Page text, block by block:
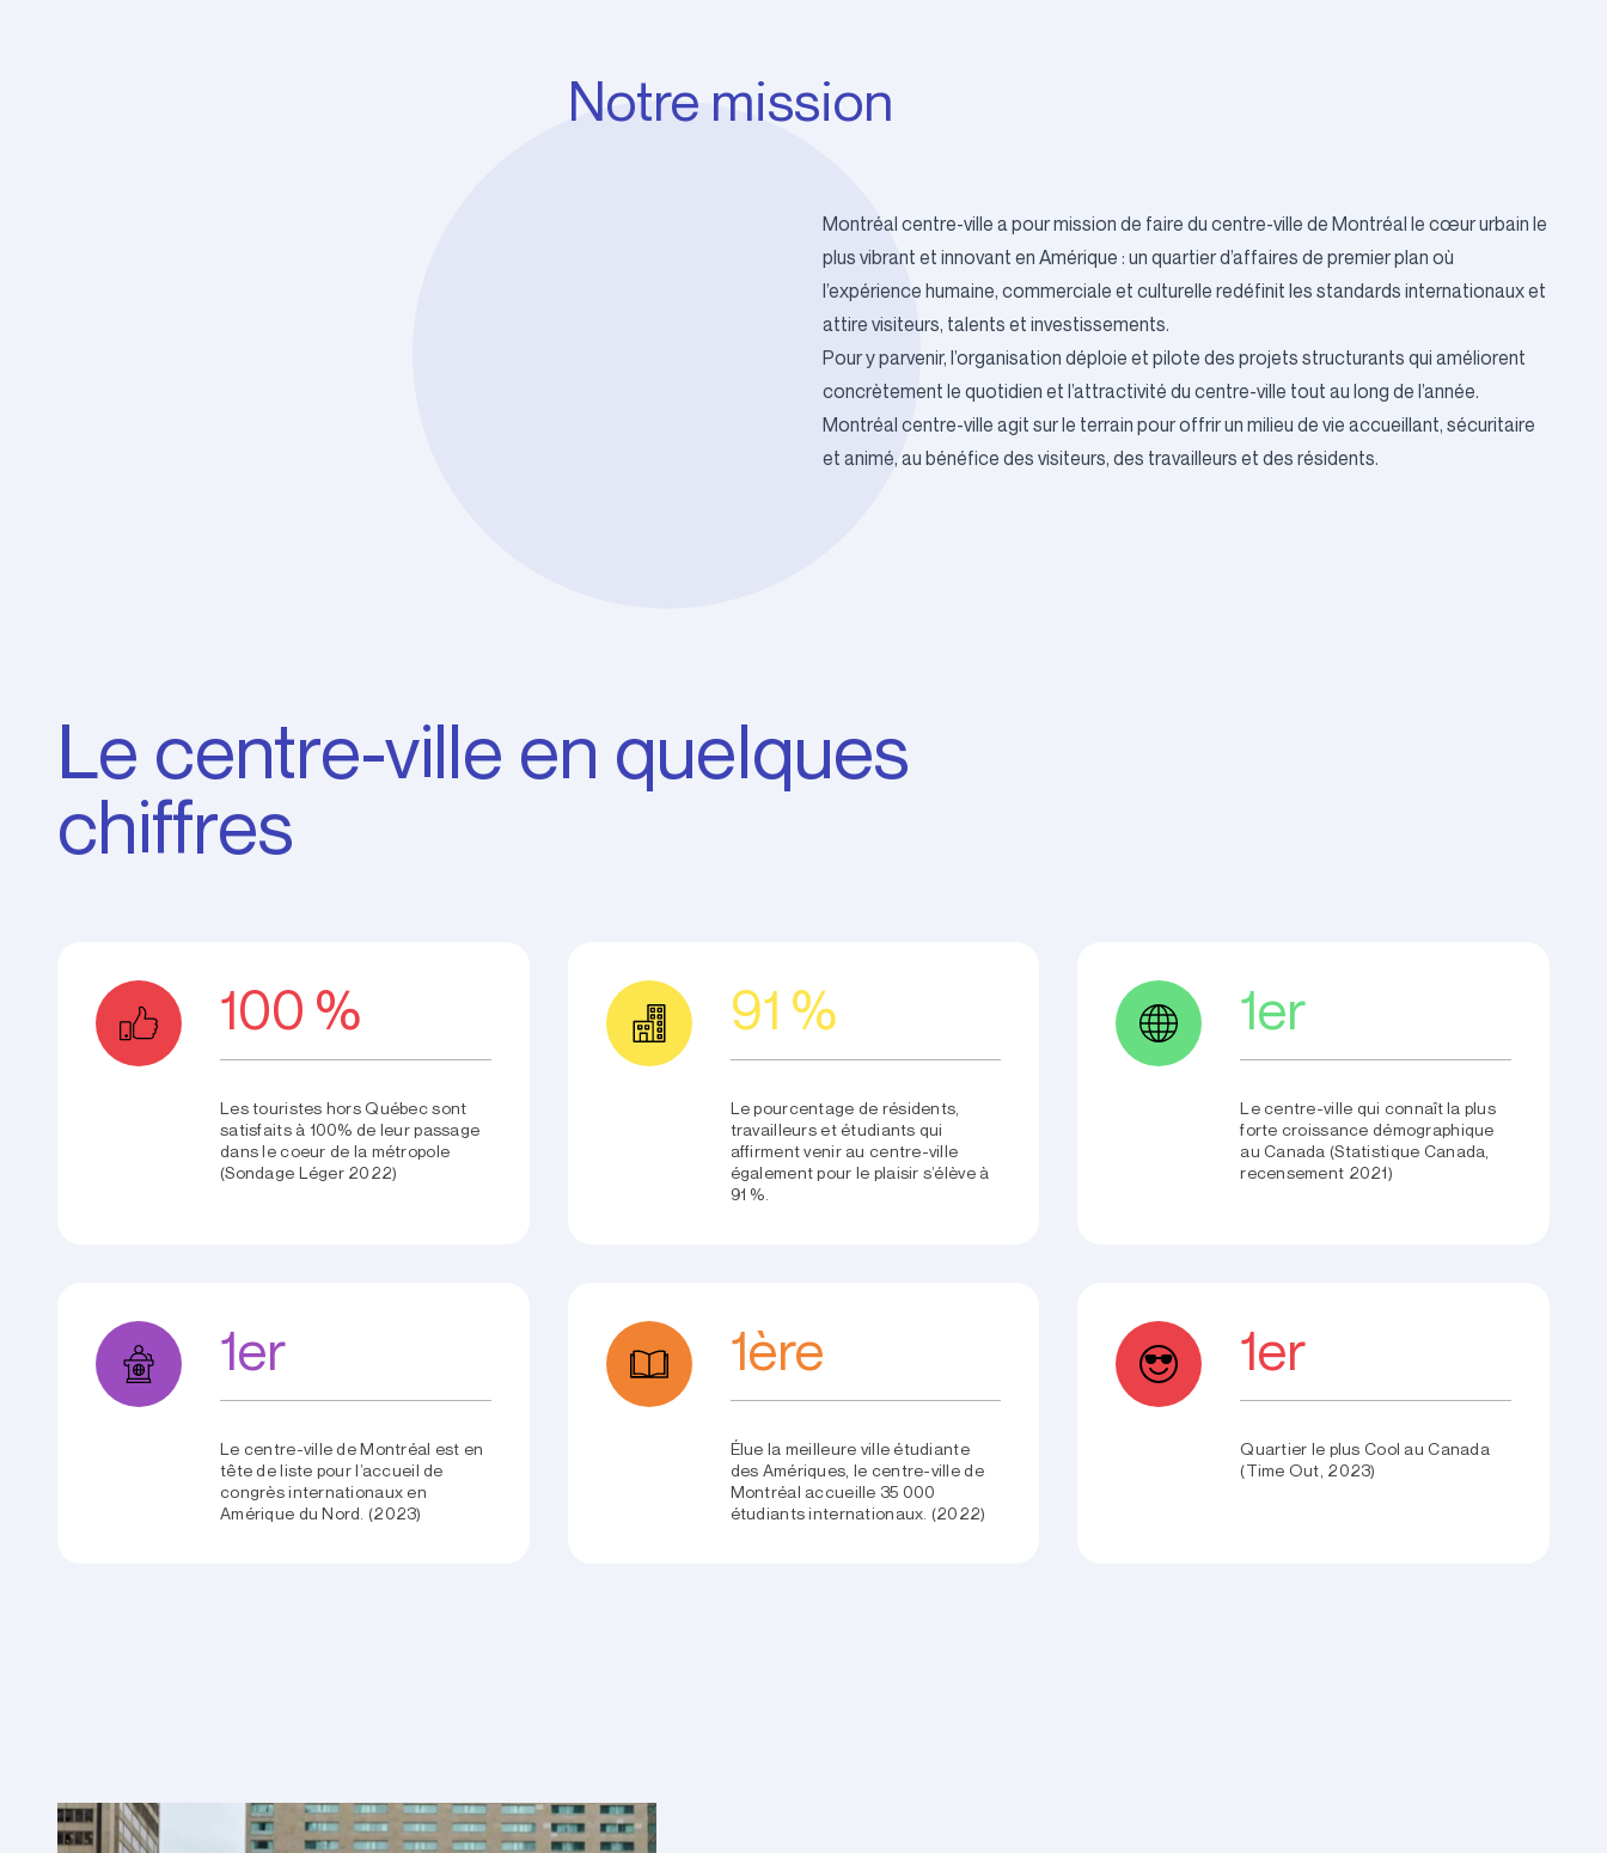
Notre mission
Montréal centre-ville a pour mission de faire du centre-ville de Montréal le cœur urbain le
plus vibrant et innovant en Amérique : un quartier d’affaires de premier plan où
l’expérience humaine, commerciale et culturelle redéfinit les standards internationaux et
attire visiteurs, talents et investissements.
Pour y parvenir, l’organisation déploie et pilote des projets structurants qui améliorent
concrètement le quotidien et l’attractivité du centre-ville tout au long de l’année.
Montréal centre-ville agit sur le terrain pour offrir un milieu de vie accueillant, sécuritaire
et animé, au bénéfice des visiteurs, des travailleurs et des résidents.
Le centre-ville en quelques
chiffres
100 %
Les touristes hors Québec sont
satisfaits à 100% de leur passage
dans le coeur de la métropole
(Sondage Léger 2022)
91 %
Le pourcentage de résidents,
travailleurs et étudiants qui
affirment venir au centre-ville
également pour le plaisir s’élève à
91 %.
1er
Le centre-ville qui connaît la plus
forte croissance démographique
au Canada (Statistique Canada,
recensement 2021)
1er
Le centre-ville de Montréal est en
tête de liste pour l’accueil de
congrès internationaux en
Amérique du Nord. (2023)
1ère
Élue la meilleure ville étudiante
des Amériques, le centre-ville de
Montréal accueille 35 000
étudiants internationaux. (2022)
1er
Quartier le plus Cool au Canada
(Time Out, 2023)